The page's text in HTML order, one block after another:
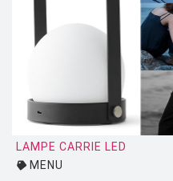
EGO PARIS
ESTABLISHED AND SONS
ETHNICRAFT
FERMOB
LAMPE CARRIE LED
MENU